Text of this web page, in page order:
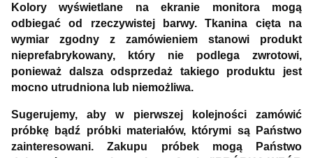
Kolory wyświetlane na ekranie monitora mogą
odbiegać od rzeczywistej barwy. Tkanina cięta na
wymiar zgodny z zamówieniem stanowi produkt
nieprefabrykowany, który nie podlega zwrotowi,
ponieważ dalsza odsprzedaż takiego produktu jest
mocno utrudniona lub niemożliwa.
Sugerujemy, aby w pierwszej kolejności zamówić
próbkę bądź próbki materiałów, którymi są Państwo
zainteresowani. Zakupu próbek mogą Państwo